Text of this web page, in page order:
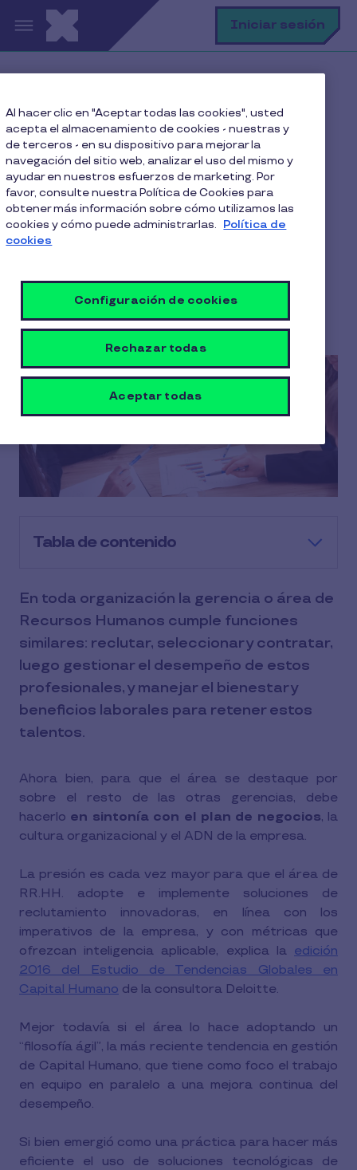
Pasar al contenido principal Iniciar sesión
Productividad Laboral
Cuatro buenas prácticas para agilizar el área de
Recursos Humanos
Cuatro buenas prácticas
Recursos Humanos
5 Min de Lectura 8 Agosto 2017
Tabla de contenido
En toda organización la gerencia o área de
Recursos Humanos cumple funciones
similares: reclutar, seleccionar y contratar,
luego gestionar el desempeño de estos
profesionales, y manejar el bienestar y
beneficios laborales para retener estos
talentos.
Ahora bien, para que el área se destaque por
sobre el resto de las otras gerencias, debe
hacerlo en sintonía con el plan de negocios, la
cultura organizacional y el ADN de la empresa.
La presión es cada vez mayor para que el área de
RR.HH. adopte e implemente soluciones de
reclutamiento innovadoras, en línea con los
imperativos de la empresa, y con métricas que
ofrezcan inteligencia aplicable, explica la edición
2016 del Estudio de Tendencias Globales en
Capital Humano de la consultora Deloitte.
Mejor todavía si el área lo hace adoptando un
“filosofía ágil”, la más reciente tendencia en gestión
de Capital Humano, que tiene como foco el trabajo
en equipo en paralelo a una mejora continua del
desempeño.
Si bien emergió como una práctica para hacer más
eficiente el uso de soluciones tecnológicas de
Al hacer clic en "Aceptar todas las cookies", usted
acepta el almacenamiento de cookies - nuestras y
de terceros - en su dispositivo para mejorar la
navegación del sitio web, analizar el uso del mismo y
ayudar en nuestros esfuerzos de marketing. Por
favor, consulte nuestra Política de Cookies para
obtener más información sobre cómo utilizamos las
cookies y cómo puede administrarlas. Política de
cookies
Configuración de cookies
Rechazar todas
Aceptar todas